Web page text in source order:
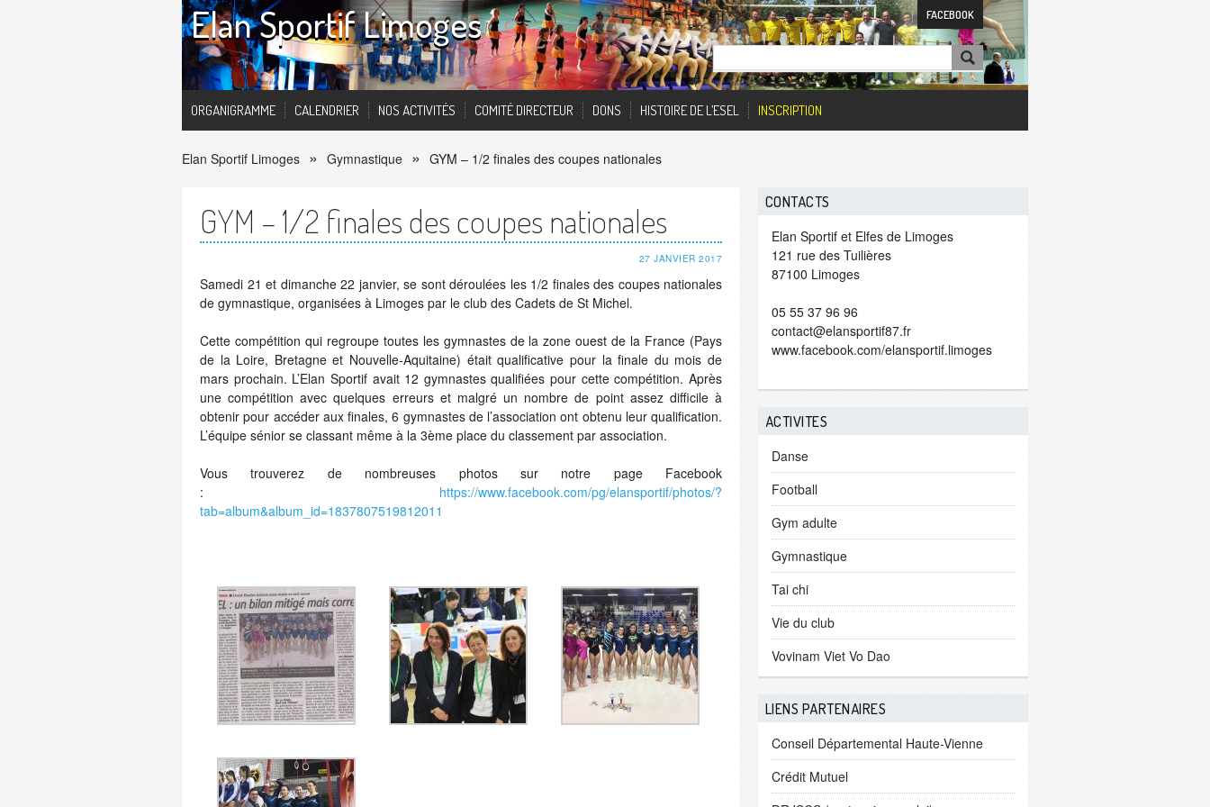
Elan Sportif Limoges FACEBOOK
ORGANIGRAMME CALENDRIER NOS ACTIVITÉS COMITÉ DIRECTEUR DONS HISTOIRE DE L’ESEL INSCRIPTION
Elan Sportif Limoges Gymnastique GYM – 1/2 finales des coupes nationales
GYM – 1/2 finales des coupes nationales
27 JANVIER 2017
Samedi 21 et dimanche 22 janvier, se sont déroulées les 1/2 finales des coupes nationales
de gymnastique, organisées à Limoges par le club des Cadets de St Michel.
Cette compétition qui regroupe toutes les gymnastes de la zone ouest de la France (Pays
de la Loire, Bretagne et Nouvelle-Aquitaine) était qualificative pour la finale du mois de
mars prochain. L’Elan Sportif avait 12 gymnastes qualifiées pour cette compétition. Après
une compétition avec quelques erreurs et malgré un nombre de point assez difficile à
obtenir pour accéder aux finales, 6 gymnastes de l’association ont obtenu leur qualification.
L’équipe sénior se classant même à la 3ème place du classement par association.
Vous trouverez de nombreuses photos sur notre page Facebook
: https://www.facebook.com/pg/elansportif/photos/?
tab=album&album_id=1837807519812011
CONTACTS
Elan Sportif et Elfes de Limoges
121 rue des Tuilières
87100 Limoges
05 55 37 96 96
contact@elansportif87.fr
www.facebook.com/elansportif.limoges
ACTIVITES
Danse
Football
Gym adulte
Gymnastique
Tai chi
Vie du club
Vovinam Viet Vo Dao
LIENS PARTENAIRES
Conseil Départemental Haute-Vienne
Crédit Mutuel